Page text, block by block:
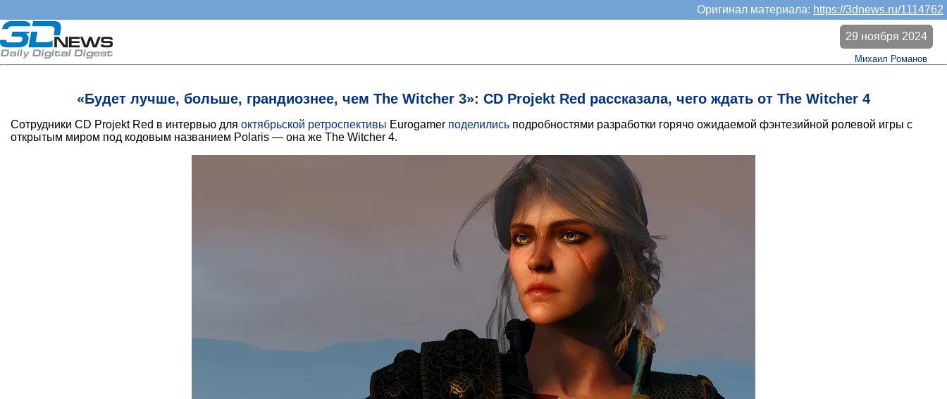
Оригинал материала: https://3dnews.ru/1114762
«Будет лучше, больше, грандиознее, чем The Witcher 3»: CD Projekt Red рассказала, чего ждать от The Witcher 4
29 ноября 2024
Михаил Романов
Сотрудники CD Projekt Red в интервью для октябрьской ретроспективы Eurogamer поделились подробностями разработки горячо ожидаемой фэнтезийной ролевой игры с
открытым миром под кодовым названием Polaris — она же The Witcher 4.